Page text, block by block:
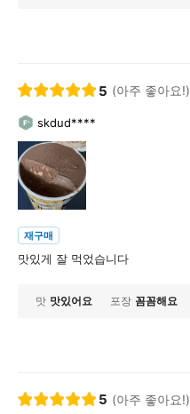
5 (아주 좋아요!)
skdud****
재구매
맛있게 잘 먹었습니다
맛 맛있어요 포장 꼼꼼해요
5 (아주 좋아요!)